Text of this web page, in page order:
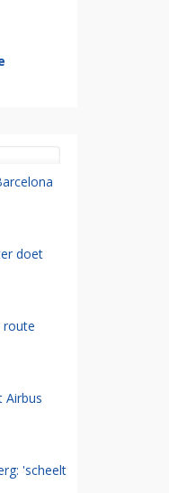
doet
route
Airbus
'scheelt